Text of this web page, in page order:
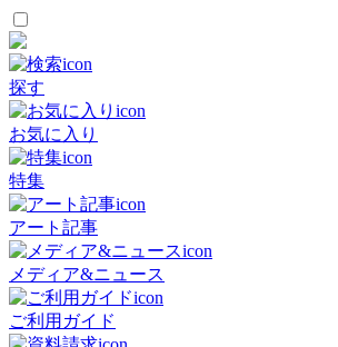
探す
お気に入り
特集
アート記事
メディア&ニュース
ご利用ガイド